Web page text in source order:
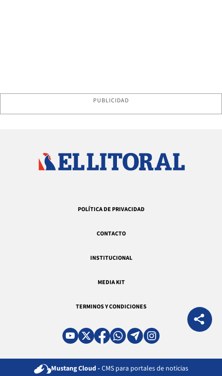
PUBLICIDAD
POLÍTICA DE PRIVACIDAD
CONTACTO
INSTITUCIONAL
MEDIA KIT
TERMINOS Y CONDICIONES
Mustang Cloud - CMS para portales de noticias